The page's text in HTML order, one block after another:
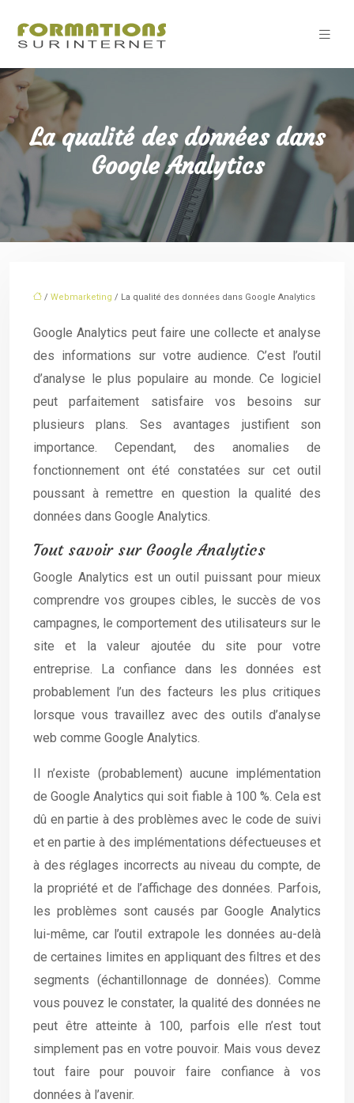
La qualité des données dans
Google Analytics
/ Webmarketing / La qualité des données dans Google Analytics
Google Analytics peut faire une collecte et analyse
des informations sur votre audience. C’est l’outil
d’analyse le plus populaire au monde. Ce logiciel
peut parfaitement satisfaire vos besoins sur
plusieurs plans. Ses avantages justifient son
importance. Cependant, des anomalies de
fonctionnement ont été constatées sur cet outil
poussant à remettre en question la qualité des
données dans Google Analytics.
Tout savoir sur Google Analytics
Google Analytics est un outil puissant pour mieux
comprendre vos groupes cibles, le succès de vos
campagnes, le comportement des utilisateurs sur le
site et la valeur ajoutée du site pour votre
entreprise. La confiance dans les données est
probablement l’un des facteurs les plus critiques
lorsque vous travaillez avec des outils d’analyse
web comme Google Analytics.
Il n’existe (probablement) aucune implémentation
de Google Analytics qui soit fiable à 100 %. Cela est
dû en partie à des problèmes avec le code de suivi
et en partie à des implémentations défectueuses et
à des réglages incorrects au niveau du compte, de
la propriété et de l’affichage des données. Parfois,
les problèmes sont causés par Google Analytics
lui-même, car l’outil extrapole les données au-delà
de certaines limites en appliquant des filtres et des
segments (échantillonnage de données). Comme
vous pouvez le constater, la qualité des données ne
peut être atteinte à 100, parfois elle n’est tout
simplement pas en votre pouvoir. Mais vous devez
tout faire pour pouvoir faire confiance à vos
données à l’avenir.